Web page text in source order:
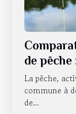
de
La pêche,
commune à
de...